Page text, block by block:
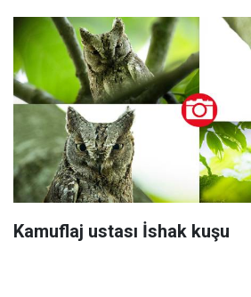
Kamuflaj ustası İshak kuşu